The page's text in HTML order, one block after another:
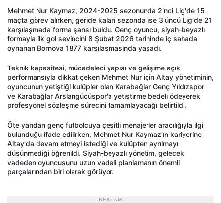
Mehmet Nur Kaymaz, 2024-2025 sezonunda 2'nci Lig'de 15
maçta görev alırken, geride kalan sezonda ise 3'üncü Lig'de 21
karşılaşmada forma şansı buldu. Genç oyuncu, siyah-beyazlı
formayla ilk gol sevincini 8 Şubat 2026 tarihinde iç sahada
oynanan Bornova 1877 karşılaşmasında yaşadı.
Teknik kapasitesi, mücadeleci yapısı ve gelişime açık
performansıyla dikkat çeken Mehmet Nur için Altay yönetiminin,
oyuncunun yetiştiği kulüpler olan Karabağlar Genç Yıldızspor
ve Karabağlar Arslangücüspor'a yetiştirme bedeli ödeyerek
profesyonel sözleşme sürecini tamamlayacağı belirtildi.
Öte yandan genç futbolcuya çeşitli menajerler aracılığıyla ilgi
bulunduğu ifade edilirken, Mehmet Nur Kaymaz'ın kariyerine
Altay'da devam etmeyi istediği ve kulüpten ayrılmayı
düşünmediği öğrenildi. Siyah-beyazlı yönetim, gelecek
vadeden oyuncusunu uzun vadeli planlamanın önemli
parçalarından biri olarak görüyor.
- REKLAM -